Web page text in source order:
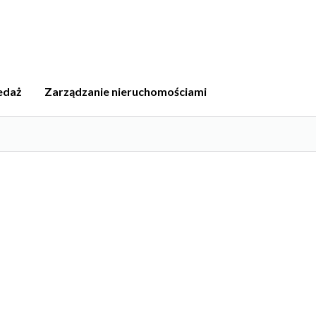
Zarządzanie nieruchomościami